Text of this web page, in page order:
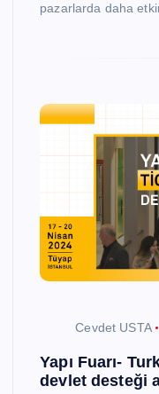
pazarlarda daha
Cevdet USTA
Yapı Fuarı-
devlet desteği